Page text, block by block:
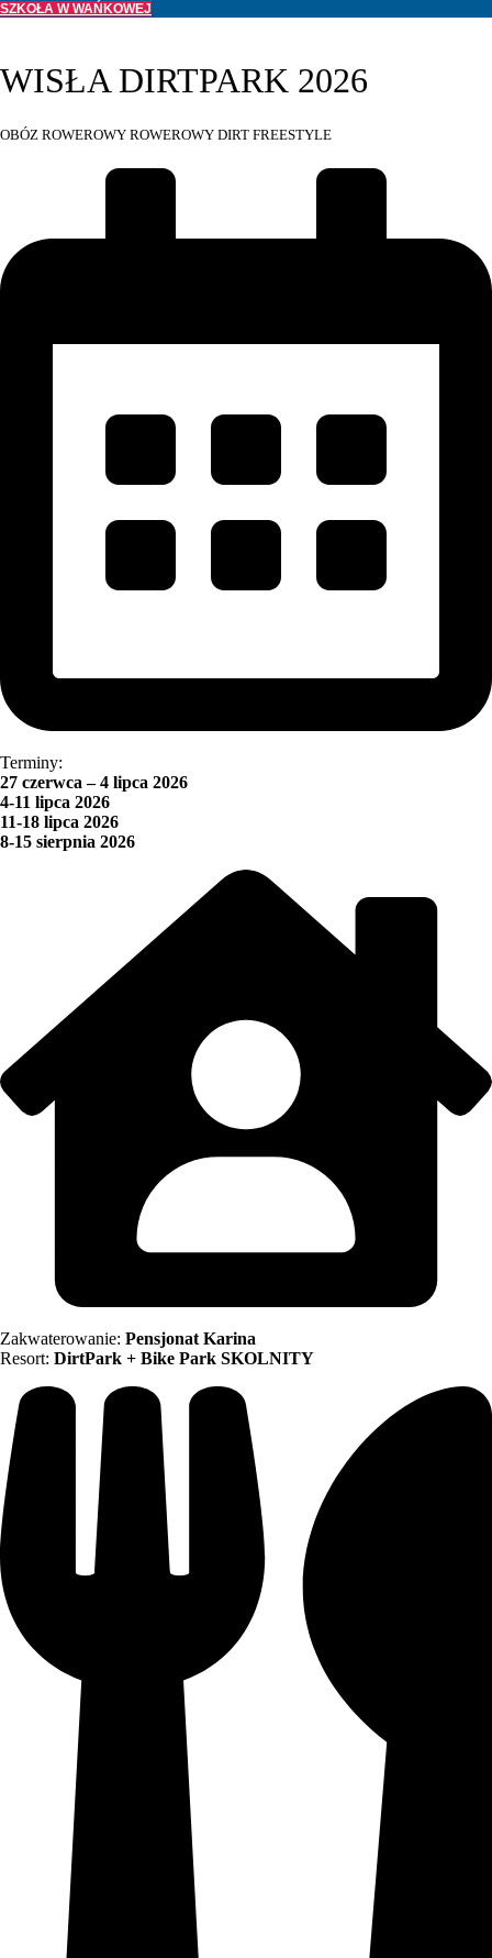
SZKOŁA W WAŃKOWEJ
WISŁA DIRTPARK 2026
OBÓZ ROWEROWY ROWEROWY DIRT FREESTYLE
Terminy:
27 czerwca – 4 lipca 2026
4-11 lipca 2026
11-18 lipca 2026
8-15 sierpnia 2026
Zakwaterowanie: Pensjonat Karina
Resort: DirtPark + Bike Park SKOLNITY